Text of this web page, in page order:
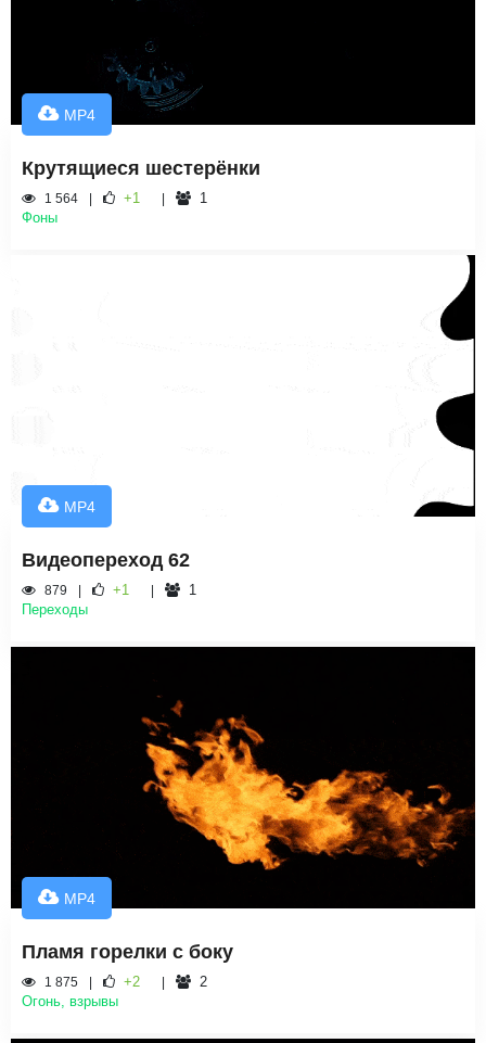
MP4
Крутящиеся шестерёнки
1 564 +1
1
Фоны
MP4
Видеопереход 62
879 +1
1
Переходы
MP4
Пламя горелки с боку
1 875 +2
2
Огонь, взрывы